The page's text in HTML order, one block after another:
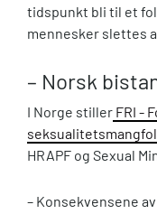
tidspunkt bli til et
mennesker slettes
– Norsk
I Norge stiller FRI -
HRAPF og Sexual
– Konsekvensene